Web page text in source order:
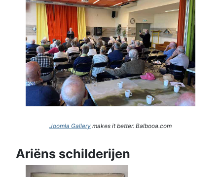
Joomla Gallery makes it better. Balbooa.com
Ariëns schilderijen